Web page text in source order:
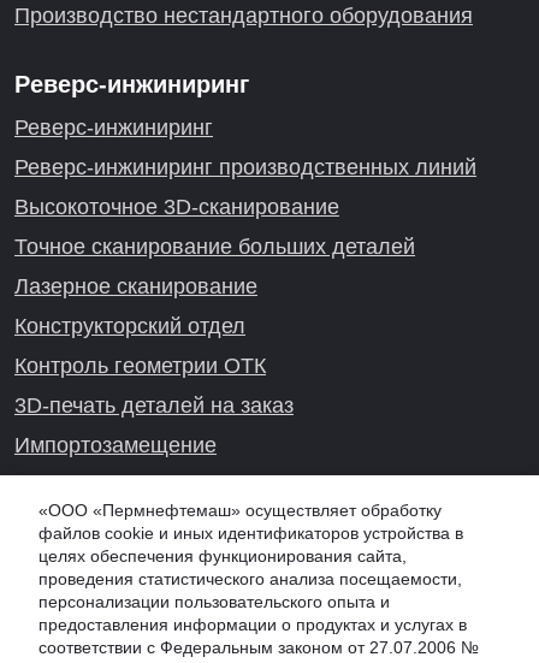
Производство нестандартного оборудования
Реверс-инжиниринг
Реверс-инжиниринг
Реверс-инжиниринг производственных линий
Высокоточное 3D-сканирование
Точное сканирование больших деталей
Лазерное сканирование
Конструкторский отдел
Контроль геометрии ОТК
3D-печать деталей на заказ
Импортозамещение
Онлайн-консультация
«ООО «Пермнефтемаш» осуществляет обработку
файлов cookie и иных идентификаторов устройства в
целях обеспечения функционирования сайта,
проведения статистического анализа посещаемости,
персонализации пользовательского опыта и
предоставления информации о продуктах и услугах в
соответствии с Федеральным законом от 27.07.2006 №